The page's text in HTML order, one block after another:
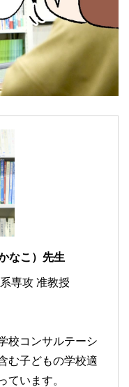
なこ）先生
専攻 准教授
校コンサルテーシ
む子どもの学校適
ています。